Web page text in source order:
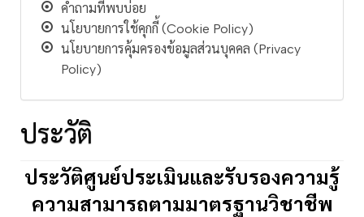
คำถามที่พบบ่อย
นโยบายการใช้คุกกี้ (Cookie Policy)
นโยบายการคุ้มครองข้อมูลส่วนบุคคล (Privacy
Policy)
ประวัติ
ประวัติศูนย์ประเมินและรับรองความรู้
ความสามารถตามมาตรฐานวิชาชีพ